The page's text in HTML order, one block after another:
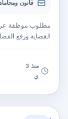
قانون
مطلوب موظفة
القضاية ورفع
منذ 3
ي